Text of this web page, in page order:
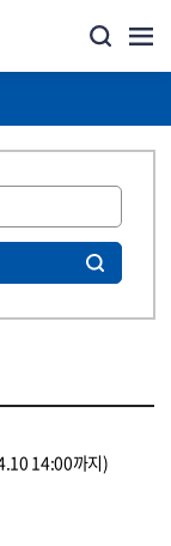
14:00까지)